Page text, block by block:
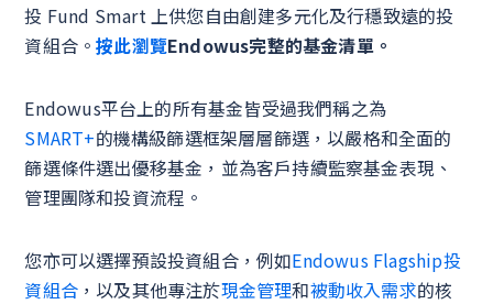
投 Fund Smart 上供您自由創建多元化及行穩致遠的投
資組合。按此瀏覽Endowus完整的基金清單。
Endowus平台上的所有基金皆受過我們稱之為
SMART+的機構級篩選框架層層篩選，以嚴格和全面的
篩選條件選出優移基金，並為客戶持續監察基金表現、
管理團隊和投資流程。
您亦可以選擇預設投資組合，例如Endowus Flagship投
資組合 ，以及其他專注於現金管理和被動收入需求的核